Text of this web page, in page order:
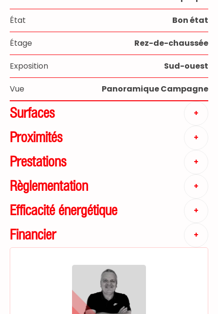
État Bon état
Étage Rez-de-chaussée
Exposition Sud-ouest
Vue Panoramique Campagne
Surfaces +
Proximités +
Prestations +
Règlementation +
Efficacité énergétique +
Financier +